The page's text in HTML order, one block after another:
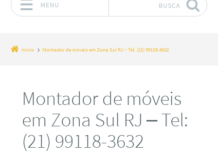
MENU BUSCA
Início Montador de móveis em Zona Sul RJ – Tel: (21) 99118-3632
Montador de móveis
em Zona Sul RJ – Tel:
(21) 99118-3632